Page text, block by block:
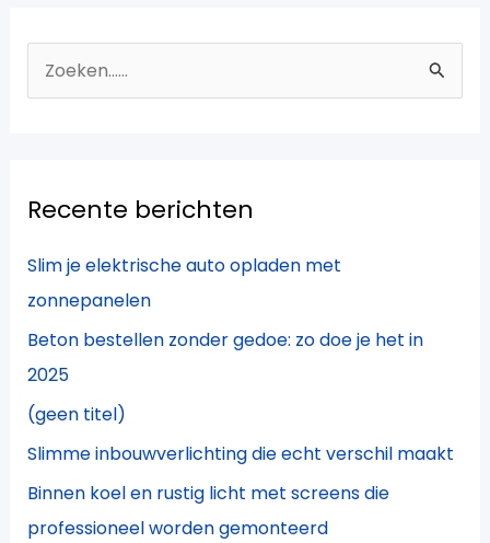
n
:
Recente berichten
Slim je elektrische auto opladen met
zonnepanelen
Beton bestellen zonder gedoe: zo doe je het in
2025
(geen titel)
Slimme inbouwverlichting die echt verschil maakt
Binnen koel en rustig licht met screens die
professioneel worden gemonteerd